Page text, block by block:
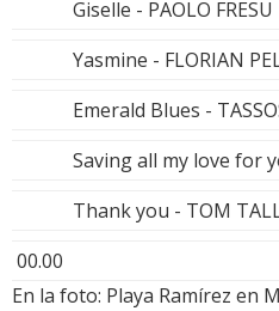
Giselle - PAOLO FRESU
Yasmine - FLORIAN
Emerald Blues -
Saving all my love for
Thank you - TOM
00.00
En la foto: Playa Ramírez en